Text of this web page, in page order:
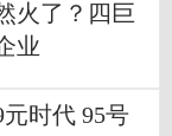
火了？四巨
业
时代 95号